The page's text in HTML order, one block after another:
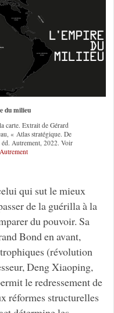
du milieu
carte. Extrait de Gérard
« Atlas stratégique. De
éd. Autrement, 2022. Voir
qui sut le mieux
de la guérilla à la
du pouvoir. Sa
Bond en avant,
(révolution
Deng Xiaoping,
le redressement de
réformes structurelles